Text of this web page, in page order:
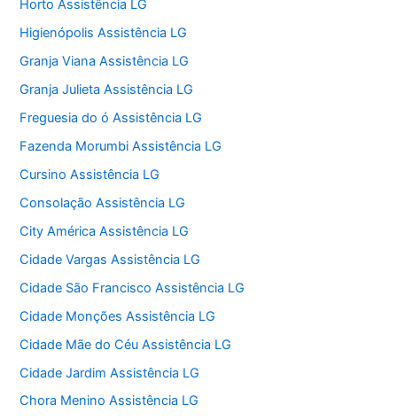
Horto Assistência LG
Higienópolis Assistência LG
Granja Viana Assistência LG
Granja Julieta Assistência LG
Freguesia do ó Assistência LG
Fazenda Morumbi Assistência LG
Cursino Assistência LG
Consolação Assistência LG
City América Assistência LG
Cidade Vargas Assistência LG
Cidade São Francisco Assistência LG
Cidade Monções Assistência LG
Cidade Mãe do Céu Assistência LG
Cidade Jardim Assistência LG
Chora Menino Assistência LG